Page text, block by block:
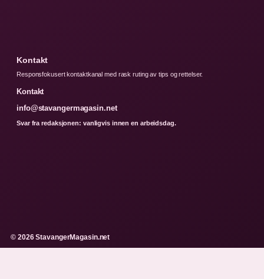
Kontakt
Responsfokusert kontaktkanal med rask ruting av tips og rettelser.
Kontakt
info@stavangermagasin.net
Svar fra redaksjonen: vanligvis innen en arbeidsdag.
© 2026 StavangerMagasin.net